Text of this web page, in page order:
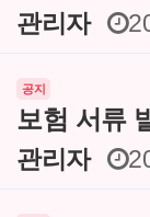
관리자
공지
보험 서류
관리자